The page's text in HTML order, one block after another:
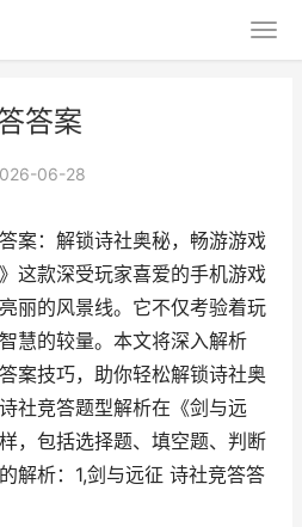
答案
06-28
案：解锁诗社奥秘，畅游游戏
这款深受玩家喜爱的手机游戏
丽的风景线。它不仅考验着玩
慧的较量。本文将深入解析
案技巧，助你轻松解锁诗社奥
社竞答题型解析在《剑与远
，包括选择题、填空题、判断
解析：1,剑与远征 诗社竞答答